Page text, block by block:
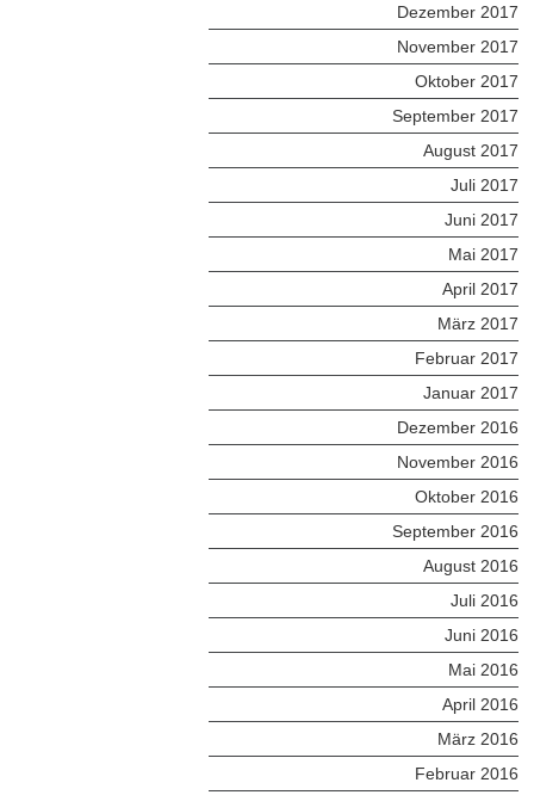
Dezember 2017
November 2017
Oktober 2017
September 2017
August 2017
Juli 2017
Juni 2017
Mai 2017
April 2017
März 2017
Februar 2017
Januar 2017
Dezember 2016
November 2016
Oktober 2016
September 2016
August 2016
Juli 2016
Juni 2016
Mai 2016
April 2016
März 2016
Februar 2016